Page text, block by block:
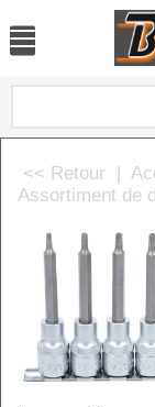
<< Retour |
Assortiment de